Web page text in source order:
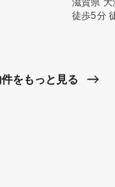
徒歩5分
をもっと見る